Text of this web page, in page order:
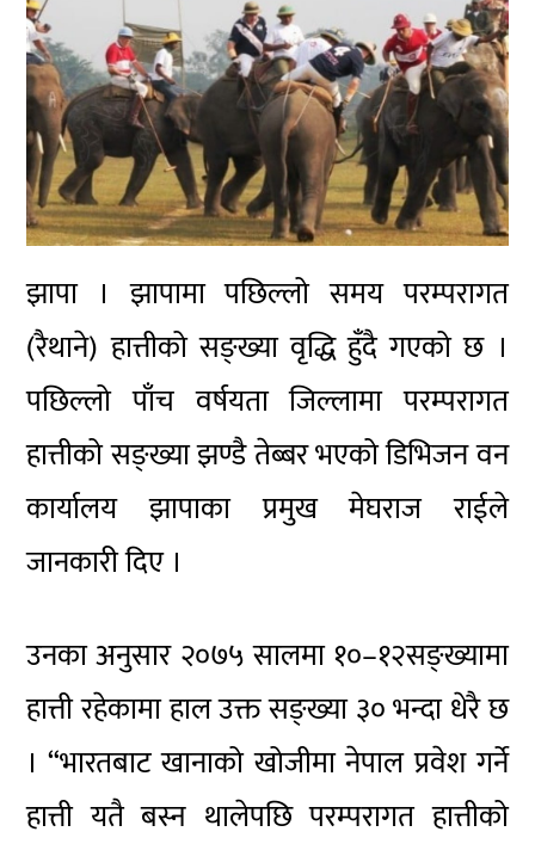
झापा । झापामा पछिल्लो समय परम्परागत
(रैथाने) हात्तीको सङ्ख्या वृद्धि हुँदै गएको छ ।
पछिल्लो पाँच वर्षयता जिल्लामा परम्परागत
हात्तीको सङ्ख्या झण्डै तेब्बर भएको डिभिजन वन
कार्यालय झापाका प्रमुख मेघराज राईले
जानकारी दिए ।
उनका अनुसार २०७५ सालमा १०–१२सङ्ख्यामा
हात्ती रहेकामा हाल उक्त सङ्ख्या ३० भन्दा धेरै छ
। “भारतबाट खानाको खोजीमा नेपाल प्रवेश गर्ने
हात्ती यतै बस्न थालेपछि परम्परागत हात्तीको